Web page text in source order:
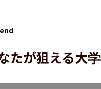
たが狙える大学